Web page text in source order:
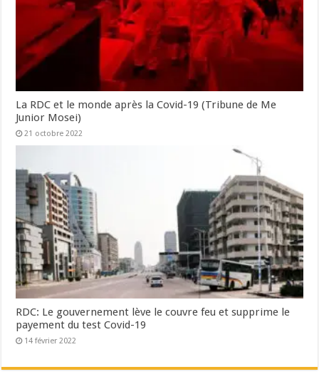
La RDC et le monde après la Covid-19 (Tribune de Me
Junior Mosei)
21 octobre 2022
RDC: Le gouvernement lève le couvre feu et supprime le
payement du test Covid-19
14 février 2022